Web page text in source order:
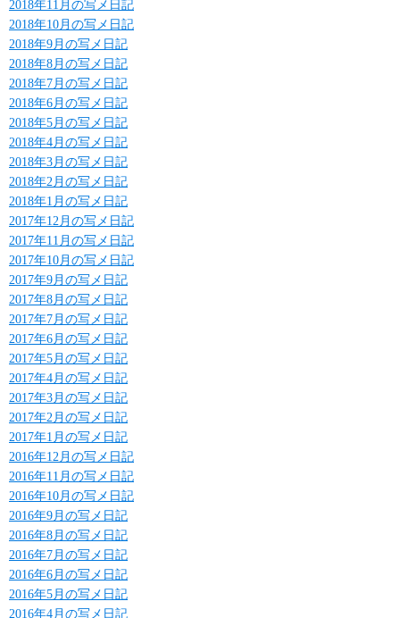
2018年11月の写メ日記
2018年10月の写メ日記
2018年9月の写メ日記
2018年8月の写メ日記
2018年7月の写メ日記
2018年6月の写メ日記
2018年5月の写メ日記
2018年4月の写メ日記
2018年3月の写メ日記
2018年2月の写メ日記
2018年1月の写メ日記
2017年12月の写メ日記
2017年11月の写メ日記
2017年10月の写メ日記
2017年9月の写メ日記
2017年8月の写メ日記
2017年7月の写メ日記
2017年6月の写メ日記
2017年5月の写メ日記
2017年4月の写メ日記
2017年3月の写メ日記
2017年2月の写メ日記
2017年1月の写メ日記
2016年12月の写メ日記
2016年11月の写メ日記
2016年10月の写メ日記
2016年9月の写メ日記
2016年8月の写メ日記
2016年7月の写メ日記
2016年6月の写メ日記
2016年5月の写メ日記
2016年4月の写メ日記